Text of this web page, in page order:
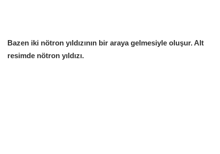
Bazen iki nötron yıldızının bir araya gelmesiyle oluşur. Alt
resimde nötron yıldızı.